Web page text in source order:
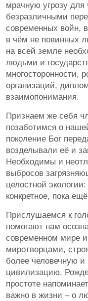
мрачную угрозу для
безразличными
современных войн,
в чём не повинных
на всей земле
людьми и
многосторонности,
организаций,
взаимопонимания.
Признаем же себя
позаботимся о
поколение Бог
возделывали её и
Необходимы и
выбросов
целостной
конкретное, пока
Прислушаемся к
помогают нам
современном мире
миротворцами,
более человечную
цивилизацию.
простоте
важно в жизни – о